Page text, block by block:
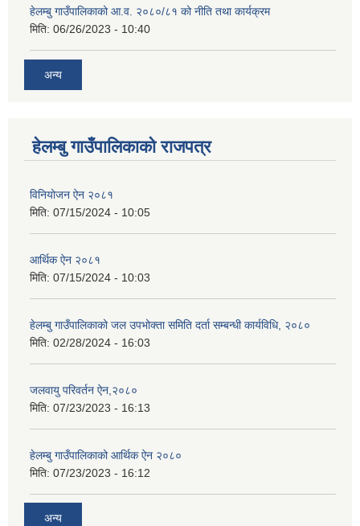
हेलम्बु गाउँपालिकाको आ.व. २०८०/८१ को नीति तथा कार्यक्रम
मिति: 06/26/2023 - 10:40
अन्य
हेलम्बु गाउँपालिकाको राजपत्र
विनियोजन ऐन २०८१
मिति: 07/15/2024 - 10:05
आर्थिक ऐन २०८१
मिति: 07/15/2024 - 10:03
हेलम्बु गाउँपालिकाको जल उपभोक्ता समिति दर्ता सम्बन्धी कार्यविधि, २०८०
मिति: 02/28/2024 - 16:03
जलवायु परिवर्तन ऐन,२०८०
मिति: 07/23/2023 - 16:13
हेलम्बु गाउँपालिकाको आर्थिक ऐन २०८०
मिति: 07/23/2023 - 16:12
अन्य